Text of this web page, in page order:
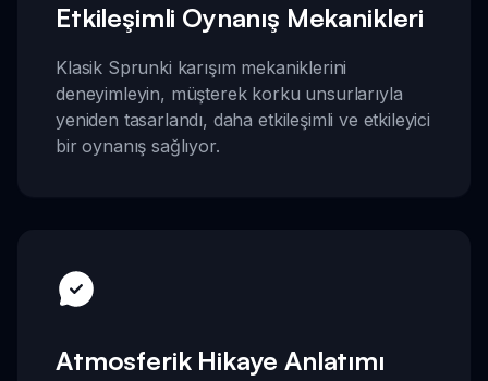
Etkileşimli Oynanış Mekanikleri
Klasik Sprunki karışım mekaniklerini
deneyimleyin, müşterek korku unsurlarıyla
yeniden tasarlandı, daha etkileşimli ve etkileyici
bir oynanış sağlıyor.
Atmosferik Hikaye Anlatımı